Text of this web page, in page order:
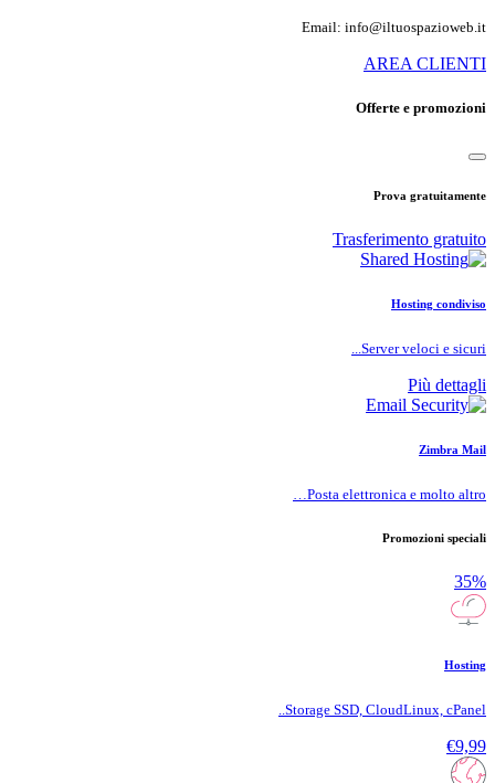
Email: info@iltuospazioweb.it
AREA CLIENTI
Offerte e promozioni
Prova gratuitamente
Trasferimento gratuito
Hosting condiviso
Server veloci e sicuri...
Più dettagli
Zimbra Mail
Posta elettronica e molto altro…
Promozioni speciali
35%
Hosting
Storage SSD, CloudLinux, cPanel..
€9,99